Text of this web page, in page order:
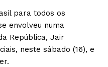
para todos os
envolveu numa
República, Jair
neste sábado (16), e